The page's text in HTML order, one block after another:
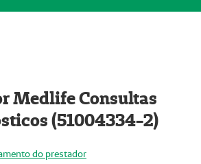
Medlife Consultas
(51004334-2)
do prestador